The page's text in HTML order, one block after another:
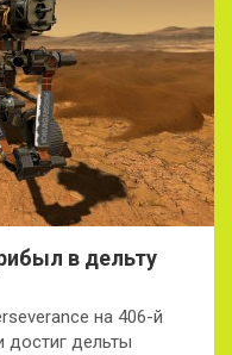
в дельту
на 406-й
достиг дельты